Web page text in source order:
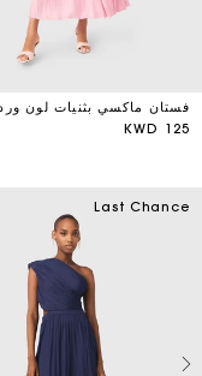
فستان ماكسي بثنيات لون
125 KWD
Last Chance